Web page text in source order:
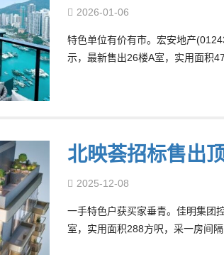
2026-01-06
特色单位有价有市。宏安地产
示，最新售出26楼A室，实用面积
北映荟招标售出
2025-12-08
一手特色户获买家垂青。佳明集团
室，实用面积288方呎，采一房间